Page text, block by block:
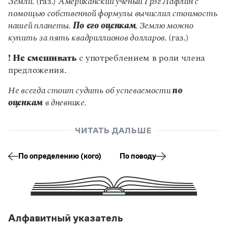
Словари русского языка как государственного
Правила русской орфографии и пунктуации
для школьников
Письмовник
Справочник по пунктуации
Справочник по фразеологии
Словарь-справочник непростые слова
Все справочники портала
Новости и события
Управление в русском языке
Словарь русских имён
Словарь методических терминов
Правила русской орфографии и пунктуации
(1956)
помощью собственной формулы вычислил стоимость
нашей планеты.По его оценкам, Землю можно
купить за пять квадриллионов долларов. (газ.)
! Не смешиватьс употреблением в роли члена
предложения.
Не всегда стоит судить об успеваемостипо
оценкам в дневнике.
ЧИТАТЬ ДАЛЬШЕ
По определению (кого) По поводу
Алфавитный указатель